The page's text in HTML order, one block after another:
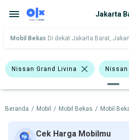
Jakarta
Mobil Bekas Di dekat Jakarta Barat,
Nissan Grand Livina Nissan
Nissan
Harga Merek Dan Model
Tipe Bodi Tipe Membership
Beranda / Mobil / Mobil Bekas / Mobil
Cek Harga Mobilmu